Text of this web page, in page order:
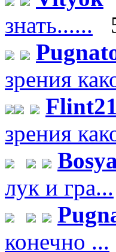
знать......
зрения
зрения
лук и гра...
конечно ...